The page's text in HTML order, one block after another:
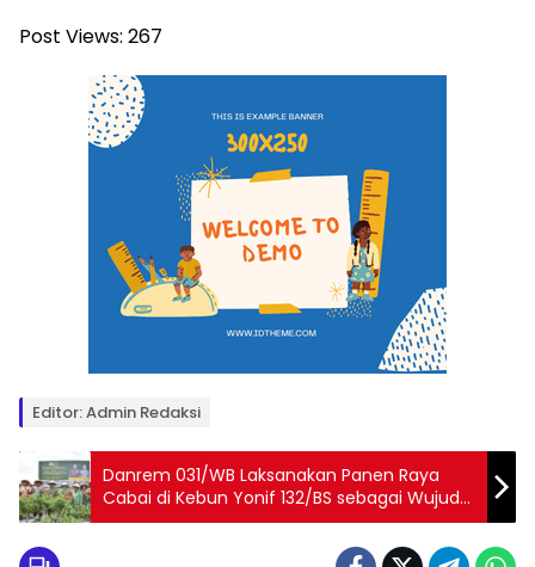
Post Views: 267
Editor: Admin Redaksi
Danrem 031/WB Laksanakan Panen Raya
Cabai di Kebun Yonif 132/BS sebagai Wujud
Nyata Dukungan TNI terhadap Program